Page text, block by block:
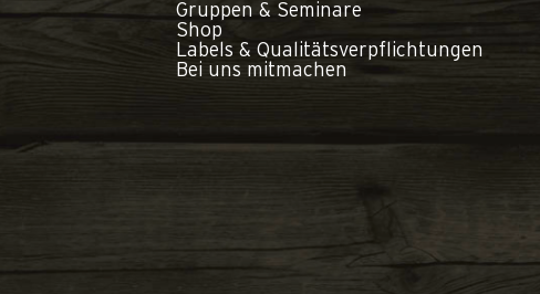
Gruppen & Seminare
Shop
Labels & Qualitätsverpflichtungen
Bei uns mitmachen